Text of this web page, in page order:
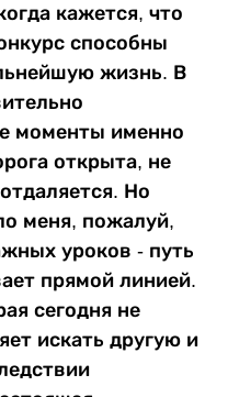
кажется, что
способны
жизнь. В
моменты именно
открыта, не
Но
меня, пожалуй,
уроков - путь
прямой линией.
сегодня не
искать другую и